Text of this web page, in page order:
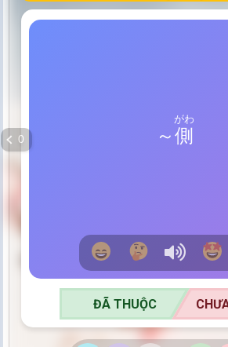
～側
がわ
TRẮC
phía ~
ĐÃ THUỘC
中央
ちゅうおう
liên quan đến
nghĩa địa lý hoặc
ĐÃ THUỘC
0